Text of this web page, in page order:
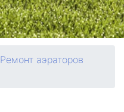
Ремонт аэраторов